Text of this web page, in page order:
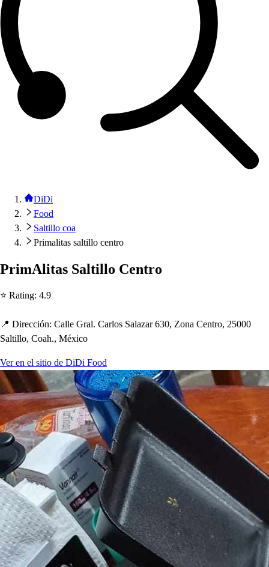
DiDi
Food
Saltillo coa
Primalitas saltillo centro
PrimAlitas Saltillo Centro
⭐ Rating: 4.9
📍 Dirección: Calle Gral. Carlos Salazar 630, Zona Centro, 25000
Saltillo, Coah., México
Ver en el sitio de DiDi Food